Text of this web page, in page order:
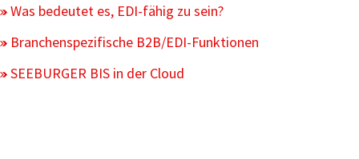
Was bedeutet es, EDI-fähig zu sein?
Branchenspezifische B2B/EDI-Funktionen
SEEBURGER BIS in der Cloud